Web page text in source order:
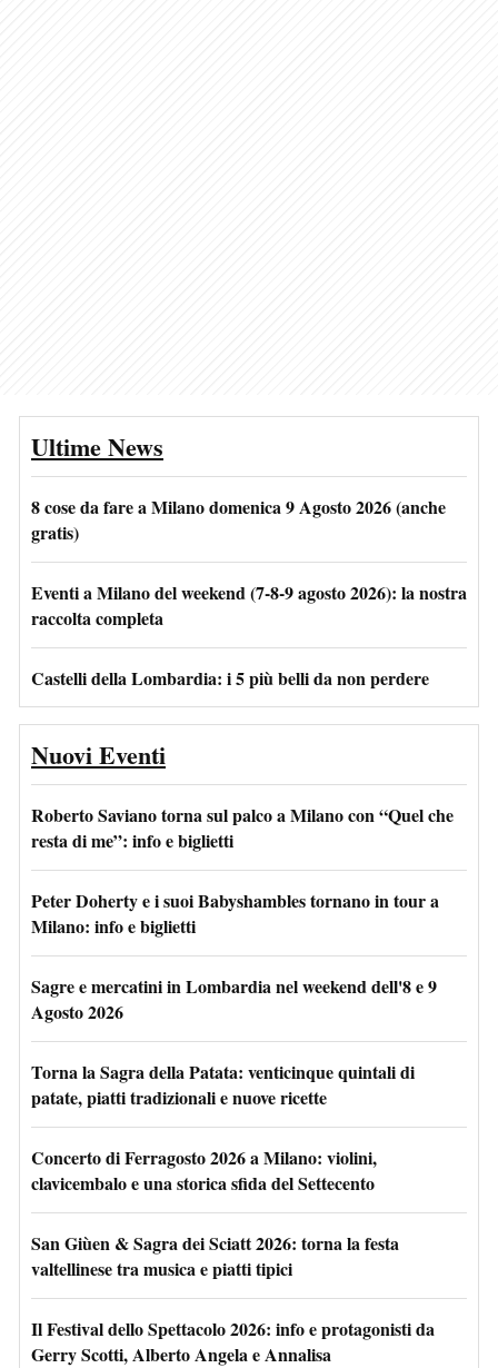
Ultime News
8 cose da fare a Milano domenica 9 Agosto 2026 (anche
gratis)
Eventi a Milano del weekend (7-8-9 agosto 2026): la nostra
raccolta completa
Castelli della Lombardia: i 5 più belli da non perdere
Nuovi Eventi
Roberto Saviano torna sul palco a Milano con “Quel che
resta di me”: info e biglietti
Peter Doherty e i suoi Babyshambles tornano in tour a
Milano: info e biglietti
Sagre e mercatini in Lombardia nel weekend dell'8 e 9
Agosto 2026
Torna la Sagra della Patata: venticinque quintali di
patate, piatti tradizionali e nuove ricette
Concerto di Ferragosto 2026 a Milano: violini,
clavicembalo e una storica sfida del Settecento
San Giùen & Sagra dei Sciatt 2026: torna la festa
valtellinese tra musica e piatti tipici
Il Festival dello Spettacolo 2026: info e protagonisti da
Gerry Scotti, Alberto Angela e Annalisa